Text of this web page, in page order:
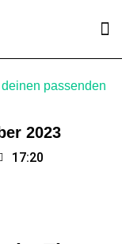
passenden
2023
17:20